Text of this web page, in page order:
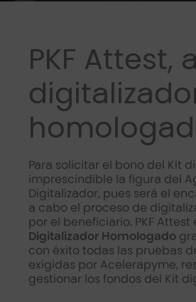
PKF Attest,
Para solicitar el bono del Kit
imprescindible la figura del
Digitalizador, pues será el
a cabo el proceso de
por el beneficiario. PKF Attest
Digitalizador Homologado
con éxito todas las pruebas
exigidas por Acelerapyme,
gestionar los fondos del Kit